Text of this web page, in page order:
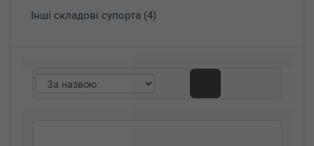
Інші складові супорта (4)